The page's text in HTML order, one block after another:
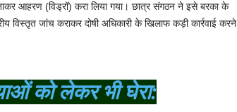
आहरण (विड्रॉ) करा लिया गया। छात्र संगठन ने इसे बरका के
विस्तृत जांच कराकर दोषी अधिकारी के खिलाफ कड़ी कार्रवाई करने
को लेकर भी घेरा: